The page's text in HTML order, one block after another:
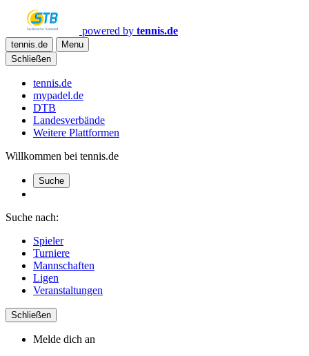
powered by tennis.de
tennis.de
Menu
Schließen
tennis.de
mypadel.de
DTB
Landesverbände
Weitere Plattformen
Willkommen bei tennis.de
Suche
Suche nach:
Spieler
Turniere
Mannschaften
Ligen
Veranstaltungen
Schließen
Melde dich an